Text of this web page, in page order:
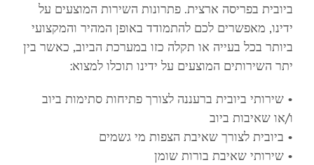
ביובית בפריסה ארצית. פתרונות השירות המוצעים על
ידינו, מאפשרים לכם להתמודד באופן המהיר והמקצועי
ביותר בכל בעייה או תקלה כזו במערכת הביוב, כאשר בין
יתר השירותים המוצעים על ידינו תוכלו למצוא:
• שירותי ביובית ברעננה לצורך פתיחות סתימות ביוב
ו/או שאיבות ביוב
• ביובית לצורך שאיבת הצפות מי גשמים
• שירותי שאיבת בורות שומן